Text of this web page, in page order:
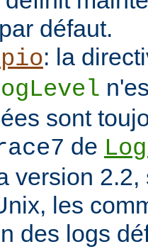
défaut.
: la
sont
de
version
les
des logs